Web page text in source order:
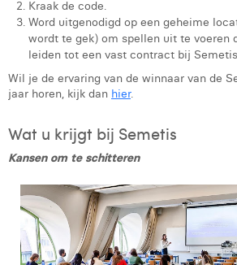
Ninon Chevalier
Olivia Lohest
Pieter Maesmans
Sven Bosschem
Thomas Riis
Victor Hayot
Kraak de code.
Word uitgenodigd op een geheime
wordt te gek) om spellen uit te voeren
leiden tot een vast contract bij
Wil je de ervaring van de winnaar van de
jaar horen, kijk dan hier.
Wat u krijgt bij Semetis
Kansen om te schitteren